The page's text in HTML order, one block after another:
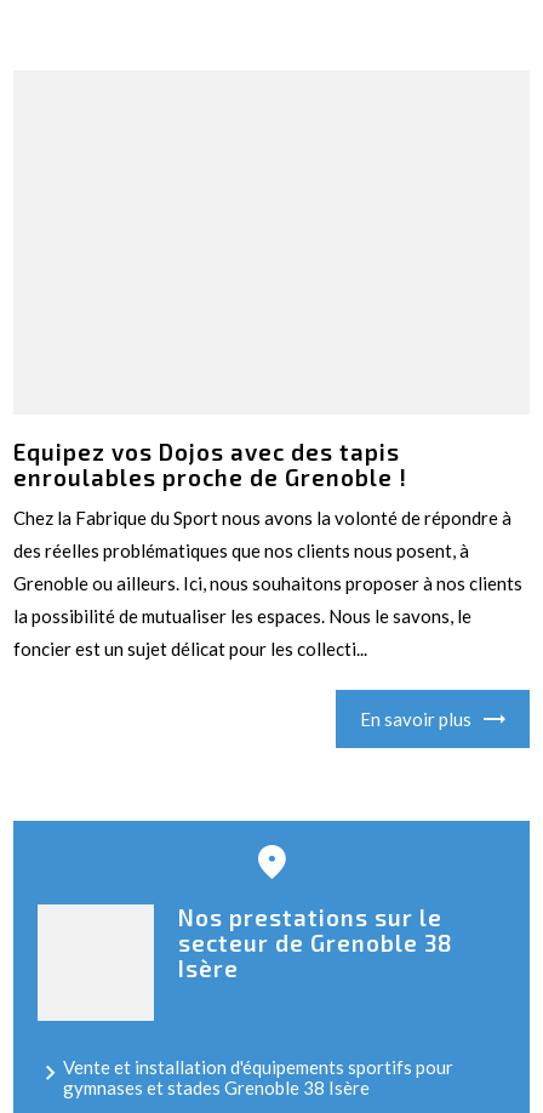
Equipez vos Dojos avec des tapis
enroulables proche de Grenoble !
Chez la Fabrique du Sport nous avons la volonté de répondre à
des réelles problématiques que nos clients nous posent, à
Grenoble ou ailleurs. Ici, nous souhaitons proposer à nos clients
la possibilité de mutualiser les espaces. Nous le savons, le
foncier est un sujet délicat pour les collecti...
En savoir plus
Nos prestations sur le
secteur de Grenoble 38
Isère
Vente et installation d'équipements sportifs pour
gymnases et stades Grenoble 38 Isère